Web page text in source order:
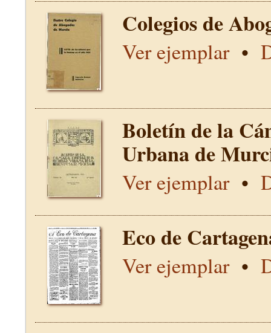
Colegios de
Ver ejemplar•
Boletín de la
Urbana de
Ver ejemplar•
Eco de
Ver ejemplar•